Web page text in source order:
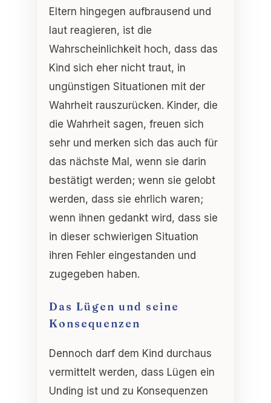
Eltern hingegen aufbrausend und
laut reagieren, ist die
Wahrscheinlichkeit hoch, dass das
Kind sich eher nicht traut, in
ungünstigen Situationen mit der
Wahrheit rauszurücken. Kinder, die
die Wahrheit sagen, freuen sich
sehr und merken sich das auch für
das nächste Mal, wenn sie darin
bestätigt werden; wenn sie gelobt
werden, dass sie ehrlich waren;
wenn ihnen gedankt wird, dass sie
in dieser schwierigen Situation
ihren Fehler eingestanden und
zugegeben haben.
Das Lügen und seine
Konsequenzen
Dennoch darf dem Kind durchaus
vermittelt werden, dass Lügen ein
Unding ist und zu Konsequenzen